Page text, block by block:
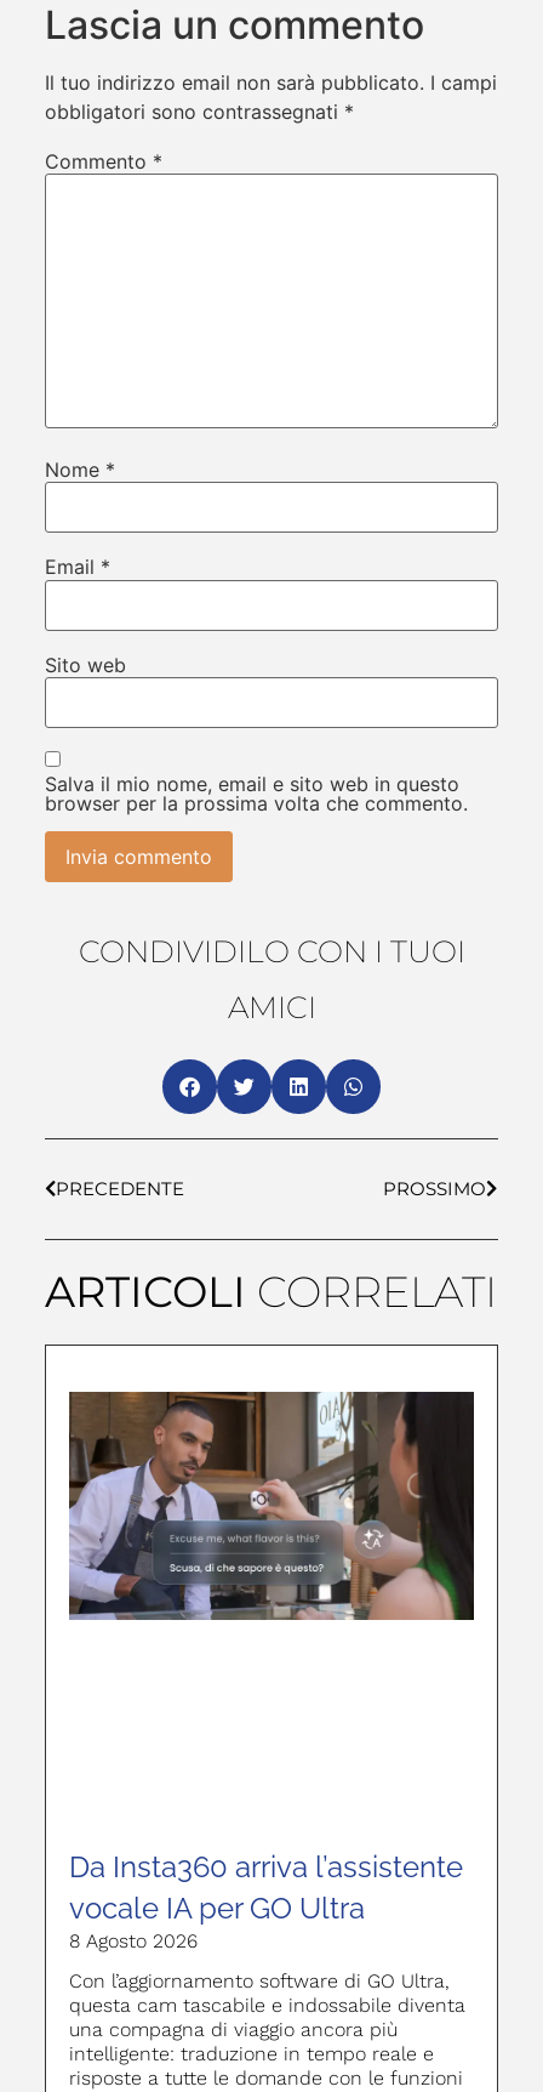
Lascia un commento
Il tuo indirizzo email non sarà pubblicato. I campi
obbligatori sono contrassegnati *
Commento *
Nome *
Email *
Sito web
Salva il mio nome, email e sito web in questo
browser per la prossima volta che commento.
CONDIVIDILO CON I TUOI
AMICI
PRECEDENTE PROSSIMO
ARTICOLI CORRELATI
Da Insta360 arriva l’assistente
vocale IA per GO Ultra
8 Agosto 2026
Con l’aggiornamento software di GO Ultra,
questa cam tascabile e indossabile diventa
una compagna di viaggio ancora più
intelligente: traduzione in tempo reale e
risposte a tutte le domande con le funzioni